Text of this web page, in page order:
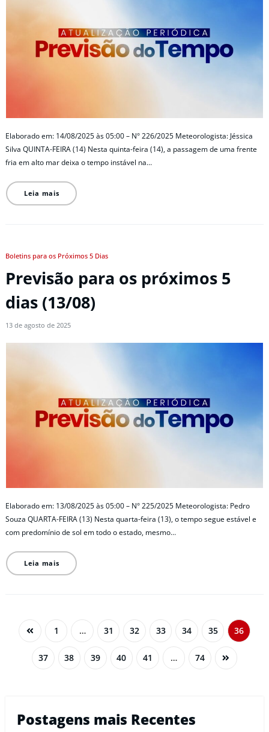
Elaborado em: 14/08/2025 às 05:00 – N° 226/2025 Meteorologista: Jéssica
Silva QUINTA-FEIRA (14) Nesta quinta-feira (14), a passagem de uma frente
fria em alto mar deixa o tempo instável na…
Leia mais
Boletins para os Próximos 5 Dias
Previsão para os próximos 5
dias (13/08)
13 de agosto de 2025
Elaborado em: 13/08/2025 às 05:00 – N° 225/2025 Meteorologista: Pedro
Souza QUARTA-FEIRA (13) Nesta quarta-feira (13), o tempo segue estável e
com predomínio de sol em todo o estado, mesmo…
Leia mais
1 … 31 32 33 34 35 36
37 38 39 40 41 … 74
Postagens mais Recentes